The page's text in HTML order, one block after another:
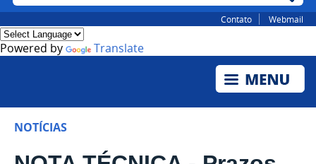
Contato Webmail
Powered by Translate
NOTÍCIAS